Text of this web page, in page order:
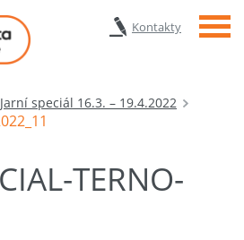
Kontakty Menu
Jarní speciál 16.3. – 19.4.2022
TERNO-